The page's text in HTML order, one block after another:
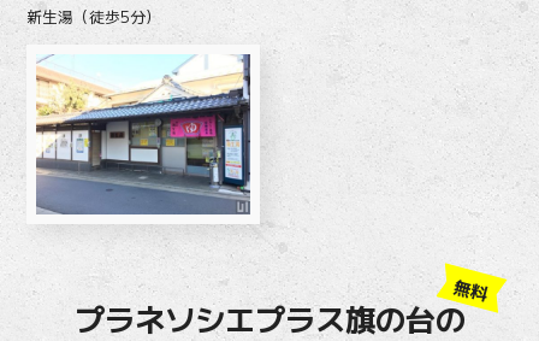
新生湯（徒歩5分）
プラネソシエプラス旗の台の
無料